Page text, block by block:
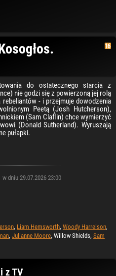
do ostatecznego starcia z
nie godzi się z powierzoną jej rolą
- i przejmuje dowodzenia
Peetą (Josh Hutcherson),
(Sam Claflin) chce wymierzyć
(Donald Sutherland). Wyruszają
pułapki.
w dniu 29.07.2026 23:00
, Liam Hemsworth, Woody Harrelson,
, Julianne Moore, Willow Shields, Sam
z TV